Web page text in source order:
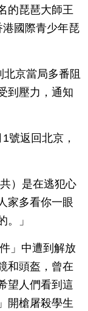
的琵琶大師王
國際青少年琵
京當局多番阻
到壓力，通知
號返回北京，
）是在逃犯心
家多看你一眼
。」
」中遭到解放
和頭盔，曾在
望人們看到這
開槍屠殺學生